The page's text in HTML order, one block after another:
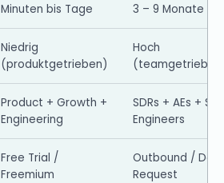
Minuten bis Tage 3 – 9 Monate
Niedrig
(produktgetrieben)
Hoch
Product + Growth +
Engineering
SDRs + AEs +
Engineers
Free Trial /
Freemium
Outbound /
Request